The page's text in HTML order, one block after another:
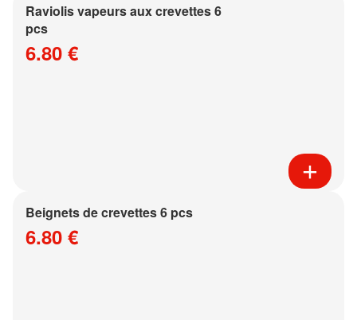
Raviolis vapeurs aux crevettes 6
pcs
6.80 €
Beignets de crevettes 6 pcs
6.80 €